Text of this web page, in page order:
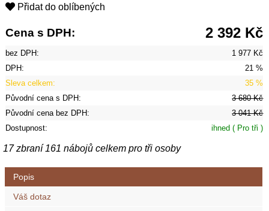
Přidat do oblíbených
Cena s DPH: 2 392 Kč
bez DPH:
1 977 Kč
DPH:
21 %
Sleva celkem:
35 %
Původní cena s DPH:
3 680 Kč
Původní cena bez DPH:
3 041 Kč
Dostupnost:
ihned ( Pro tři )
17 zbraní 161 nábojů celkem pro tři osoby
Popis
Váš dotaz